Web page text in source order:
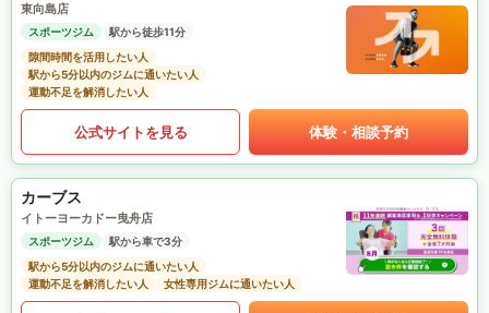
東向島店
スポーツジム
駅から徒歩11分
隙間時間を活用したい人
駅から5分以内のジムに通いたい人
運動不足を解消したい人
公式サイトを見る 体験・相談予約
カーブス
イトーヨーカドー曳舟店
スポーツジム
駅から車で3分
駅から5分以内のジムに通いたい人
運動不足を解消したい人
女性専用ジムに通いたい人